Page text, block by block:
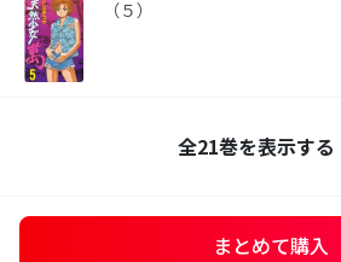
（５）
全21巻を表示する
まとめて購入